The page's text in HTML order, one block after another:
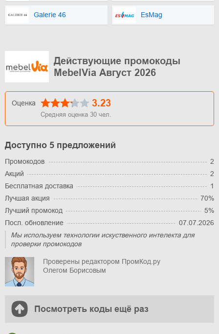
Galerie 46 EsMag
Действующие промокоды
MebelVia Август 2026
Оценка 3.23
Средняя оценка 30 чел.
Доступно 5 предложений
Промокодов
2
Акций
2
Бесплатная доставка
1
Лучшая акция
70%
Лучший промокод
5%
Посл. обновление
07.07.2026
Мы используем технологии искуственного интелекта для
проверки промокодов
Проверены редактором ПромКод.ру
Олегом Борисовым
Посмотреть коды ещё раз